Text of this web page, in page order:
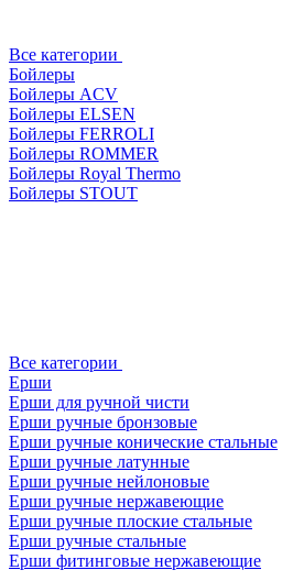
Все категории
Бойлеры
Бойлеры ACV
Бойлеры ELSEN
Бойлеры FERROLI
Бойлеры ROMMER
Бойлеры Royal Thermo
Бойлеры STOUT
Все категории
Ерши
Ерши для ручной чисти
Ерши ручные бронзовые
Ерши ручные конические стальные
Ерши ручные латунные
Ерши ручные нейлоновые
Ерши ручные нержавеющие
Ерши ручные плоские стальные
Ерши ручные стальные
Ерши фитинговые нержавеющие